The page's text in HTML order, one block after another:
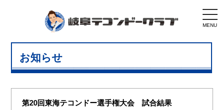
MENU
お知らせ
第20回東海テコンドー選手権大会 試合結果